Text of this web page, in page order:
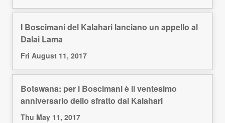
I Boscimani del Kalahari lanciano un appello al
Dalai Lama
Fri August 11, 2017
Botswana: per i Boscimani è il ventesimo
anniversario dello sfratto dal Kalahari
Thu May 11, 2017